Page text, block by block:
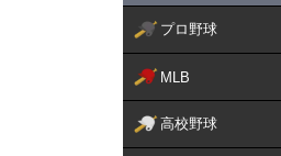
プロ野球
MLB
高校野球